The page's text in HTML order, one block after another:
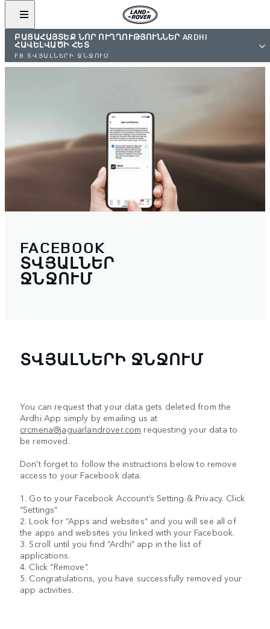
ԲԱՑԱՀԱՅՏԵՔ ՆՈՐ ՈՒՂՂՈՒԹՅՈՒՆՆԵՐ ARDHI
ՀԱՎԵԼՎԱԾԻ ՀԵՏ
FB ՏՎՅԱԼՆԵՐԻ ՋՆՋՈՒՄ
FACEBOOK
ՏՎՅԱԼՆԵՐ
ՋՆՋՈՒՄ
ՏՎՅԱԼՆԵՐԻ ՋՆՋՈՒՄ
You can request that your data gets deleted from the
Ardhi App simply by emailing us at
crcmena@jaguarlandrover.com requesting your data to
be removed.
Don't forget to follow the instructions below to remove
access to your Facebook data.
1. Go to your Facebook Account’s Setting & Privacy. Click
“Settings”
2. Look for “Apps and websites” and you will see all of
the apps and websites you linked with your Facebook.
3. Scroll until you find “Ardhi” app in the list of
applications.
4. Click “Remove”.
5. Congratulations, you have successfully removed your
app activities.